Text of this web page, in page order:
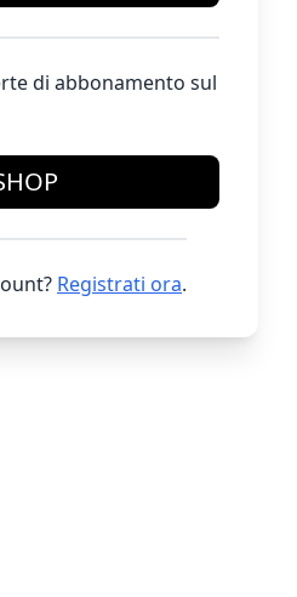
di abbonamento sul
Registrati ora.